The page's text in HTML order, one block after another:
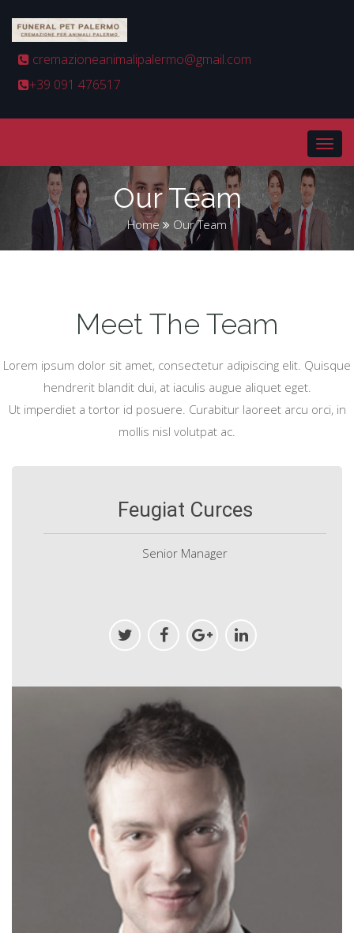
cremazioneanimalipalermo@gmail.com
+39 091 476517
Our Team
Home Our Team
Meet The Team
Lorem ipsum dolor sit amet, consectetur adipiscing elit. Quisque
hendrerit blandit dui, at iaculis augue aliquet eget.
Ut imperdiet a tortor id posuere. Curabitur laoreet arcu orci, in
mollis nisl volutpat ac.
Feugiat Curces
Senior Manager